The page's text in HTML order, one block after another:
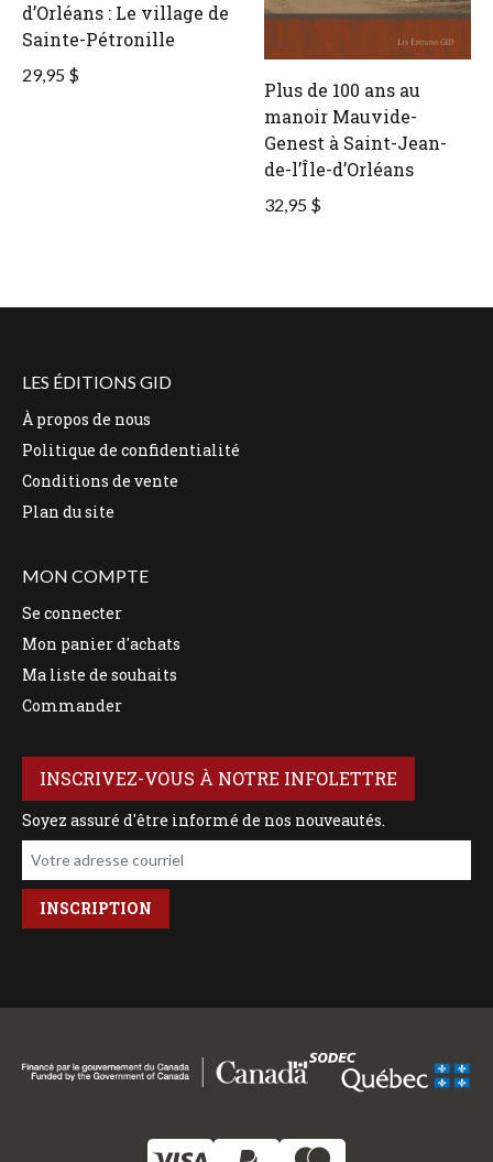
d’Orléans : Le village de
Sainte-Pétronille
29,95 $
Plus de 100 ans au
manoir Mauvide-
Genest à Saint-Jean-
de-l’Île-d’Orléans
32,95 $
LES ÉDITIONS GID
À propos de nous
Politique de confidentialité
Conditions de vente
Plan du site
MON COMPTE
Se connecter
Mon panier d'achats
Ma liste de souhaits
Commander
INSCRIVEZ-VOUS À NOTRE INFOLETTRE
Soyez assuré d'être informé de nos nouveautés.
Votre adresse courriel